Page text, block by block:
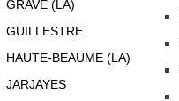
GRAVE (LA)
GUILLESTRE
HAUTE-BEAUME (LA)
JARJAYES